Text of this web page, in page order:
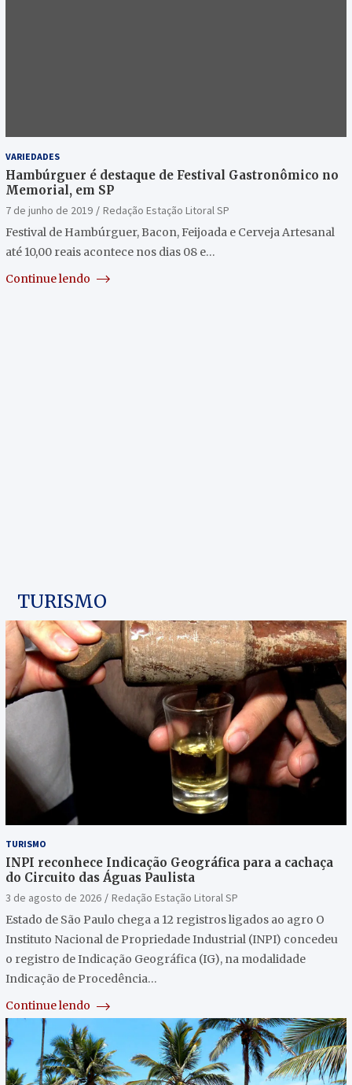
VARIEDADES
Hambúrguer é destaque de Festival Gastronômico no
Memorial, em SP
7 de junho de 2019
Redação Estação Litoral SP
Festival de Hambúrguer, Bacon, Feijoada e Cerveja Artesanal
até 10,00 reais acontece nos dias 08 e…
Continue lendo
TURISMO
TURISMO
INPI reconhece Indicação Geográfica para a cachaça
do Circuito das Águas Paulista
3 de agosto de 2026
Redação Estação Litoral SP
Estado de São Paulo chega a 12 registros ligados ao agro O
Instituto Nacional de Propriedade Industrial (INPI) concedeu
o registro de Indicação Geográfica (IG), na modalidade
Indicação de Procedência…
Continue lendo